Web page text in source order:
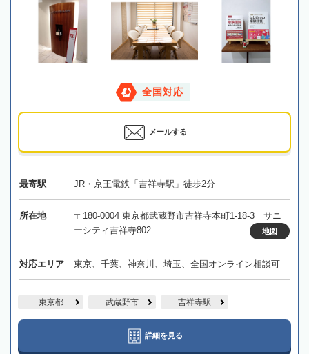
全国対応
メールする
最寄駅 JR・京王電鉄「吉祥寺駅」徒歩2分
所在地
〒180-0004 東京都武蔵野市吉祥寺本町1-18-3 サニ
ーシティ吉祥寺802
地図
対応エリア 東京、千葉、神奈川、埼玉、全国オンライン相談可
東京都 武蔵野市 吉祥寺駅
詳細を見る